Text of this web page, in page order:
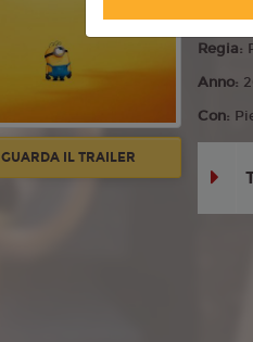
GUARDA IL TRAILER
Regia:
Anno:
Con: